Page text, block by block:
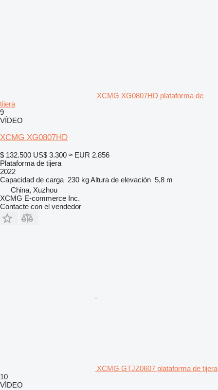
XCMG XG0807HD plataforma de
tijera
9
VÍDEO
XCMG XG0807HD
$ 132.500 US$ 3.300 ≈ EUR 2.856
Plataforma de tijera
2022
Capacidad de carga 230 kgAltura de elevación 5,8 m
China, Xuzhou
XCMG E-commerce Inc.
Contacte con el vendedor
XCMG GTJZ0607 plataforma de tijera
10
VÍDEO